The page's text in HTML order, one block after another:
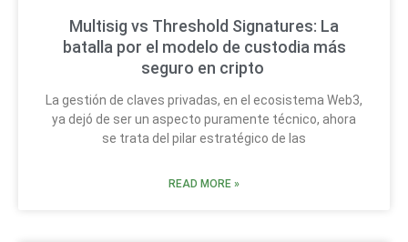
Multisig vs Threshold Signatures: La
batalla por el modelo de custodia más
seguro en cripto
La gestión de claves privadas, en el ecosistema Web3,
ya dejó de ser un aspecto puramente técnico, ahora
se trata del pilar estratégico de las
READ MORE »